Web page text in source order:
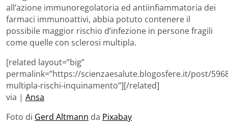
all’azione immunoregolatoria ed antiinfiammatoria dei
farmaci immunoattivi, abbia potuto contenere il
possibile maggior rischio d’infezione in persone fragili
come quelle con sclerosi multipla.
[related layout=”big”
permalink=”https://scienzaesalute.blogosfere.it/post/
multipla-rischi-inquinamento”][/related]
via | Ansa
Foto di Gerd Altmann da Pixabay